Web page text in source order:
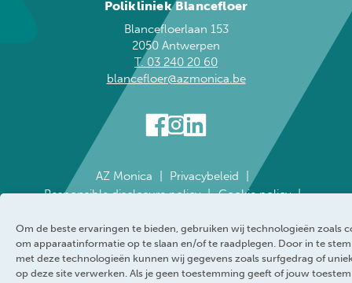
Om de beste ervaringen te bieden, gebruiken wij technologieën zoals
om apparaatinformatie op te slaan en/of te raadplegen. Door in te
met deze technologieën kunnen wij gegevens zoals surfgedrag of
op deze site verwerken. Als je geen toestemming geeft of jouw
Polikliniek Blancefloer
Blancefloerlaan 153
2050 Antwerpen
T. 03 240 20 60
blancefloer@azmonica.be
AZ Monica
Privacybeleid
Responsible disclosure policy
Cookie policy
WEBRAND